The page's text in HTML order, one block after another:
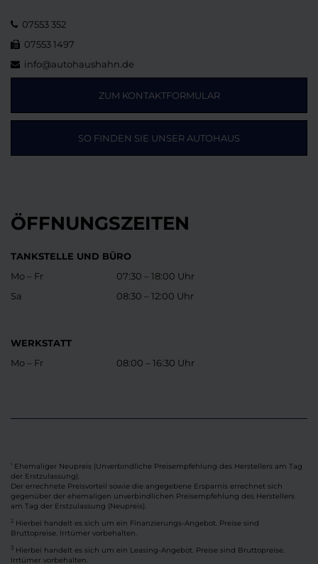
07553 352
07553 1497
info@autohaushahn.de
ZUM KONTAKTFORMULAR
SO FINDEN SIE UNSER AUTOHAUS
ÖFFNUNGSZEITEN
TANKSTELLE UND BÜRO
Mo – Fr
Sa
07:30 – 18:00 Uhr
08:30 – 12:00 Uhr
WERKSTATT
Mo – Fr
08:00 – 16:30 Uhr
Ehemaliger Neupreis (Unverbindliche Preisempfehlung des Herstellers am Tag
der Erstzulassung).
Der errechnete Preisvorteil sowie die angegebene Ersparnis errechnet sich
gegenüber der ehemaligen unverbindlichen Preisempfehlung des Herstellers
am Tag der Erstzulassung (Neupreis).
2 Hierbei handelt es sich um ein Finanzierungs-Angebot. Preise sind
Bruttopreise. Irrtümer vorbehalten.
3 Hierbei handelt es sich um ein Leasing-Angebot. Preise sind Bruttopreise.
Irrtümer vorbehalten.